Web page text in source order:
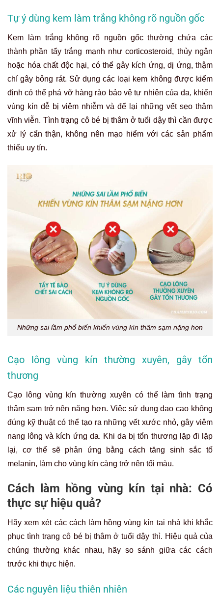
Tự ý dùng kem làm trắng không rõ nguồn gốc
Kem làm trắng không rõ nguồn gốc thường chứa các
thành phần tẩy trắng mạnh như corticosteroid, thủy ngân
hoặc hóa chất độc hại, có thể gây kích ứng, dị ứng, thậm
chí gây bỏng rát. Sử dụng các loại kem không được kiểm
định có thể phá vỡ hàng rào bảo vệ tự nhiên của da, khiến
vùng kín dễ bị viêm nhiễm và để lại những vết sẹo thâm
vĩnh viễn. Tình trạng cô bé bị thâm ở tuổi dậy thì cần được
xử lý cẩn thận, không nên mạo hiểm với các sản phẩm
thiếu uy tín.
Những sai lầm phổ biến khiến vùng kín thâm sạm nặng hơn
Cạo lông vùng kín thường xuyên, gây tổn
thương
Cạo lông vùng kín thường xuyên có thể làm tình trạng
thâm sạm trở nên nặng hơn. Việc sử dụng dao cạo không
đúng kỹ thuật có thể tạo ra những vết xước nhỏ, gây viêm
nang lông và kích ứng da. Khi da bị tổn thương lặp đi lặp
lại, cơ thể sẽ phản ứng bằng cách tăng sinh sắc tố
melanin, làm cho vùng kín càng trở nên tối màu.
Cách làm hồng vùng kín tại nhà: Có
thực sự hiệu quả?
Hãy xem xét các cách làm hồng vùng kín tại nhà khi khắc
phục tình trạng cô bé bị thâm ở tuổi dậy thì. Hiệu quả của
chúng thường khác nhau, hãy so sánh giữa các cách
trước khi thực hiện.
Các nguyên liệu thiên nhiên